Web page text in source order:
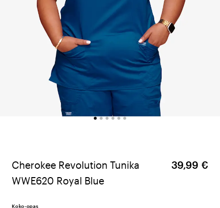
Cherokee Revolution Tunika
WWE620 Royal Blue
39,99 €
Koko-opas